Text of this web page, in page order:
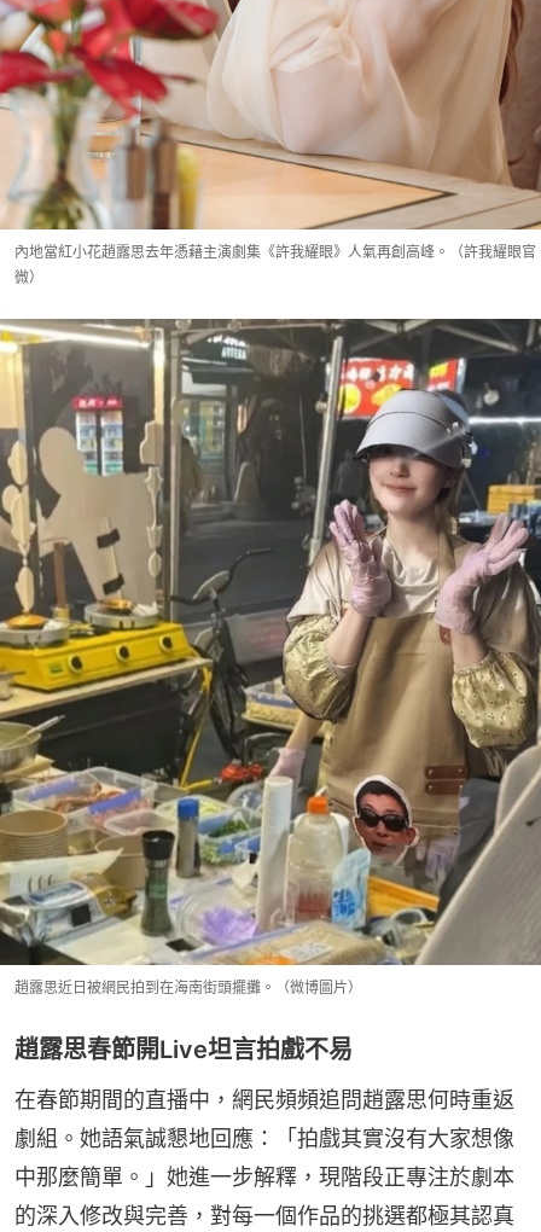
內地當紅小花趙露思去年憑藉主演劇集《許我耀眼》人氣再創高峰。（許我耀眼官
微）
趙露思近日被網民拍到在海南街頭擺攤。（微博圖片）
趙露思春節開Live坦言拍戲不易
在春節期間的直播中，網民頻頻追問趙露思何時重返
劇組。她語氣誠懇地回應：「拍戲其實沒有大家想像
中那麼簡單。」她進一步解釋，現階段正專注於劇本
的深入修改與完善，對每一個作品的挑選都極其認真